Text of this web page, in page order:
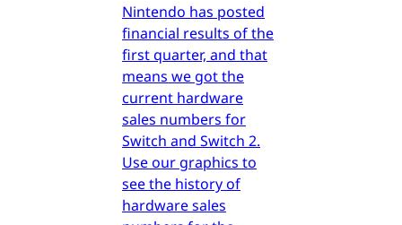
Nintendo has posted
financial results of the
first quarter, and that
means we got the
current hardware
sales numbers for
Switch and Switch 2.
Use our graphics to
see the history of
hardware sales